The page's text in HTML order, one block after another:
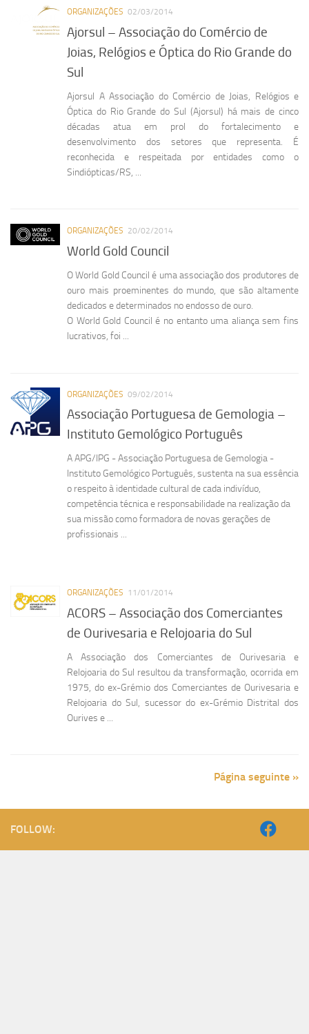
ORGANIZAÇÕES 02/03/2014
Ajorsul – Associação do Comércio de
Joias, Relógios e Óptica do Rio Grande do
Sul
Ajorsul A Associação do Comércio de Joias, Relógios e
Óptica do Rio Grande do Sul (Ajorsul) há mais de cinco
décadas atua em prol do fortalecimento e
desenvolvimento dos setores que representa. É
reconhecida e respeitada por entidades como o
Sindiópticas/RS, ...
ORGANIZAÇÕES 20/02/2014
World Gold Council
O World Gold Council é uma associação dos produtores de
ouro mais proeminentes do mundo, que são altamente
dedicados e determinados no endosso de ouro.
O World Gold Council é no entanto uma aliança sem fins
lucrativos, foi ...
ORGANIZAÇÕES 09/02/2014
Associação Portuguesa de Gemologia –
Instituto Gemológico Português
A APG/IPG - Associação Portuguesa de Gemologia -
Instituto Gemológico Português, sustenta na sua essência
o respeito à identidade cultural de cada indivíduo,
competência técnica e responsabilidade na realização da
sua missão como formadora de novas gerações de
profissionais ...
ORGANIZAÇÕES 11/01/2014
ACORS – Associação dos Comerciantes
de Ourivesaria e Relojoaria do Sul
A Associação dos Comerciantes de Ourivesaria e
Relojoaria do Sul resultou da transformação, ocorrida em
1975, do ex-Grémio dos Comerciantes de Ourivesaria e
Relojoaria do Sul, sucessor do ex-Grémio Distrital dos
Ourives e ...
Página seguinte »
FOLLOW: